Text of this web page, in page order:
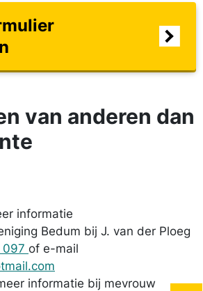
van anderen dan
informatie
Bedum bij J. van der Ploeg
of e-mail
informatie bij mevrouw